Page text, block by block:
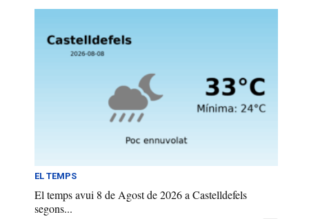
EL TEMPS
El temps avui 8 de Agost de 2026 a Castelldefels
segons...